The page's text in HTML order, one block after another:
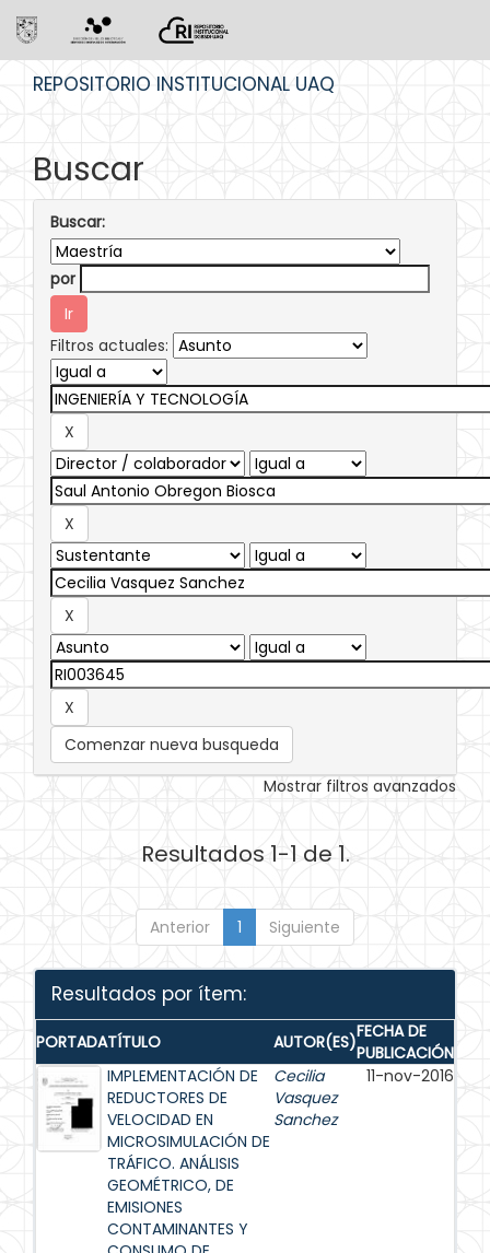
REPOSITORIO INSTITUCIONAL UAQ
Buscar
Buscar:
por
Filtros actuales:
Comenzar nueva busqueda
Mostrar filtros avanzados
Resultados 1-1 de 1.
Anterior 1 Siguiente
Resultados por ítem:
PORTADATÍTULO AUTOR(ES)FECHA DE
PUBLICACIÓN
IMPLEMENTACIÓN DE
REDUCTORES DE
VELOCIDAD EN
MICROSIMULACIÓN DE
TRÁFICO. ANÁLISIS
GEOMÉTRICO, DE
EMISIONES
CONTAMINANTES Y
Cecilia
Vasquez
Sanchez
11-nov-2016